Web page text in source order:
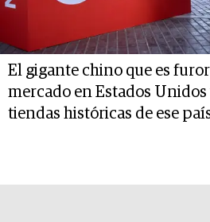
El gigante chino que es
mercado en Estados Unidos
tiendas históricas de ese